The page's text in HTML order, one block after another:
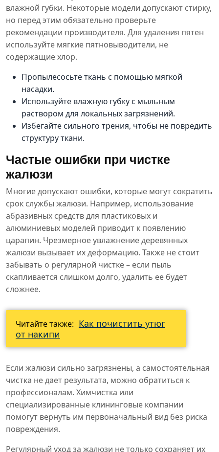
влажной губки. Некоторые модели допускают стирку,
но перед этим обязательно проверьте
рекомендации производителя. Для удаления пятен
используйте мягкие пятновыводители, не
содержащие хлор.
Пропылесосьте ткань с помощью мягкой
насадки.
Используйте влажную губку с мыльным
раствором для локальных загрязнений.
Избегайте сильного трения, чтобы не повредить
структуру ткани.
Частые ошибки при чистке
жалюзи
Многие допускают ошибки, которые могут сократить
срок службы жалюзи. Например, использование
абразивных средств для пластиковых и
алюминиевых моделей приводит к появлению
царапин. Чрезмерное увлажнение деревянных
жалюзи вызывает их деформацию. Также не стоит
забывать о регулярной чистке – если пыль
скапливается слишком долго, удалить ее будет
сложнее.
Читайте также: Как почистить утюг
от накипи
Если жалюзи сильно загрязнены, а самостоятельная
чистка не дает результата, можно обратиться к
профессионалам. Химчистка или
специализированные клининговые компании
помогут вернуть им первоначальный вид без риска
повреждения.
Регулярный уход за жалюзи не только сохраняет их